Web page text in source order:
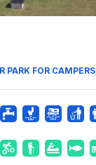
FOR CAMPERS